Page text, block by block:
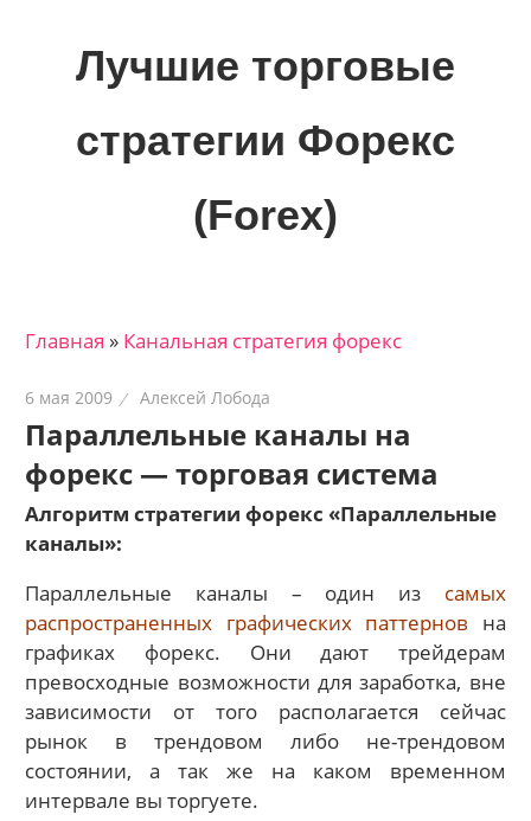
Лучшие торговые
стратегии Форекс
(Forex)
трейдеров
финансовых
рынках:
стратегии,
сигналы,
новости…
Главная » Канальная стратегия форекс
6 мая 2009 Алексей Лобода
Параллельные каналы на
форекс — торговая система
Алгоритм стратегии форекс «Параллельные
каналы»:
Параллельные каналы – один из самых
распространенных графических паттернов на
графиках форекс. Они дают трейдерам
превосходные возможности для заработка, вне
зависимости от того располагается сейчас
рынок в трендовом либо не-трендовом
состоянии, а так же на каком временном
интервале вы торгуете.